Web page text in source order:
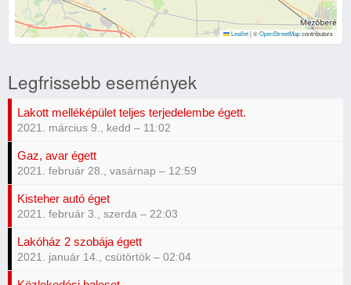
Leaflet |©OpenStreetMapcontributors
Legfrissebb események
Lakott melléképület teljes terjedelembe égett.
2021. március 9., kedd – 11:02
Gaz, avar égett
2021. február 28., vasárnap – 12:59
Kisteher autó éget
2021. február 3., szerda – 22:03
Lakóház 2 szobája égett
2021. január 14., csütörtök – 02:04